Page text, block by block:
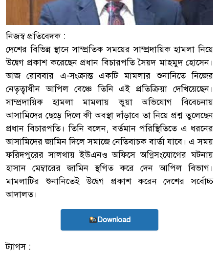
নিজস্ব প্রতিবেদক :
দেশের বিভিন্ন স্থানে সাম্প্রতিক সময়ের সাম্প্রদায়িক হামলা নিয়ে
উদ্বেগ প্রকাশ করেছেন প্রধান বিচারপতি সৈয়দ মাহমুদ হোসেন।
আজ রোববার এ-সংক্রান্ত একটি মামলার শুনানিতে নিজের
নেতৃত্বাধীন আপিল বেঞ্চে তিনি এই প্রতিক্রিয়া দেখিয়েছেন।
সাম্প্রদায়িক হামলা মামলায় ভুয়া অভিযোগ বিবেচনায়
আসামিদের ছেড়ে দিলে কী অবস্থা দাঁড়াবে তা নিয়ে প্রশ্ন তুলেছেন
প্রধান বিচারপতি। তিনি বলেন, বর্তমান পরিস্থিতিতে এ ধরনের
আসামিদের জামিন দিলে সমাজে নেতিবাচক বার্তা যাবে। এ সময়
ফরিদপুরের সালথায় ইউএনও অফিসে অগ্নিসংযোগের ঘটনায়
হাসান মেম্বারের জামিন স্থগিত করে দেন আপিল বিভাগ।
মামলাটির শুনানিতেই উদ্বেগ প্রকাশ করেন দেশের সর্বোচ্চ
আদালত।
Download
ট্যাগস :